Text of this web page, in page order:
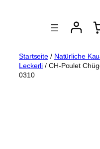
Startseite / Natürliche
Leckerli / CH-Poulet
0310